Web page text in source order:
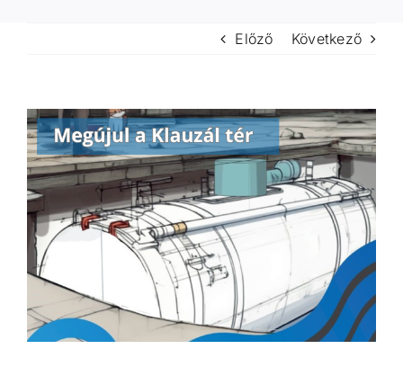
Előző Következő
View
Larger
Image